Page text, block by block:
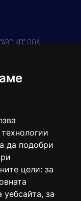
да подобри
цели: за
уебсайта, за
КО" ООД,